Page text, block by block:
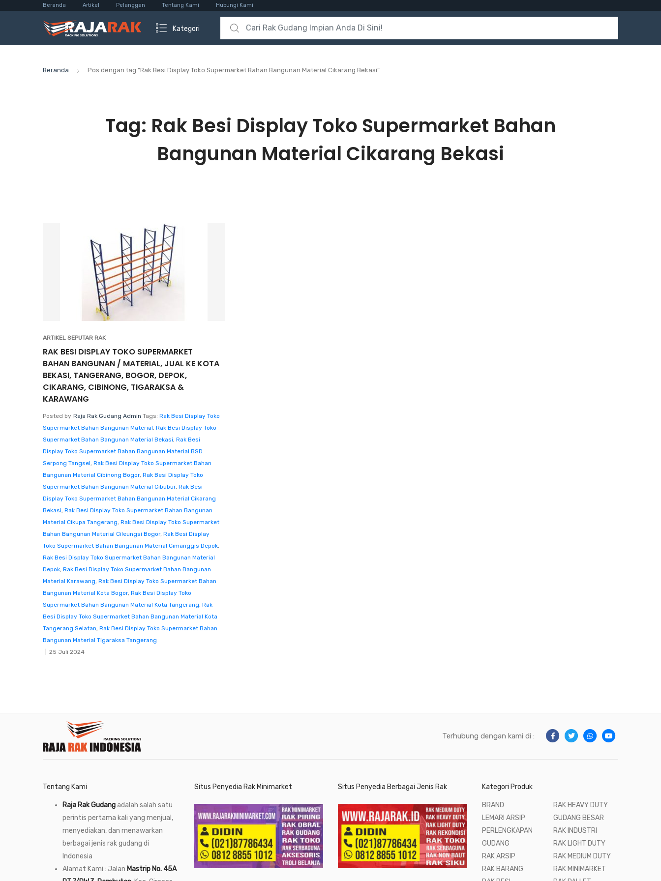
Beranda Artikel Pelanggan Tentang Kami Hubungi Kami
Kategori
Search for:
Beranda Pos dengan tag “Rak Besi Display Toko Supermarket Bahan Bangunan Material Cikarang Bekasi”
Tag: Rak Besi Display Toko Supermarket Bahan
Bangunan Material Cikarang Bekasi
ARTIKEL SEPUTAR RAK
RAK BESI DISPLAY TOKO SUPERMARKET
BAHAN BANGUNAN / MATERIAL, JUAL KE KOTA
BEKASI, TANGERANG, BOGOR, DEPOK,
CIKARANG, CIBINONG, TIGARAKSA &
KARAWANG
Posted by Raja Rak Gudang Admin Tags: Rak Besi Display Toko
Supermarket Bahan Bangunan Material, Rak Besi Display Toko
Supermarket Bahan Bangunan Material Bekasi, Rak Besi
Display Toko Supermarket Bahan Bangunan Material BSD
Serpong Tangsel, Rak Besi Display Toko Supermarket Bahan
Bangunan Material Cibinong Bogor, Rak Besi Display Toko
Supermarket Bahan Bangunan Material Cibubur, Rak Besi
Display Toko Supermarket Bahan Bangunan Material Cikarang
Bekasi, Rak Besi Display Toko Supermarket Bahan Bangunan
Material Cikupa Tangerang, Rak Besi Display Toko Supermarket
Bahan Bangunan Material Cileungsi Bogor, Rak Besi Display
Toko Supermarket Bahan Bangunan Material Cimanggis Depok,
Rak Besi Display Toko Supermarket Bahan Bangunan Material
Depok, Rak Besi Display Toko Supermarket Bahan Bangunan
Material Karawang, Rak Besi Display Toko Supermarket Bahan
Bangunan Material Kota Bogor, Rak Besi Display Toko
Supermarket Bahan Bangunan Material Kota Tangerang, Rak
Besi Display Toko Supermarket Bahan Bangunan Material Kota
Tangerang Selatan, Rak Besi Display Toko Supermarket Bahan
Bangunan Material Tigaraksa Tangerang
25 Juli 2024
Terhubung dengan kami di :
Tentang Kami
Raja Rak Gudangadalah salah satu
perintis pertama kali yang menjual,
menyediakan, dan menawarkan
berbagai jenis rak gudang di
Indonesia
Alamat Kami : Jalan Mastrip No. 45A
Situs Penyedia Rak Minimarket Situs Penyedia Berbagai Jenis Rak Kategori Produk
BRAND
LEMARI ARSIP
PERLENGKAPAN
GUDANG
RAK ARSIP
RAK BARANG
RAK HEAVY DUTY
GUDANG BESAR
RAK INDUSTRI
RAK LIGHT DUTY
RAK MEDIUM DUTY
RAK MINIMARKET